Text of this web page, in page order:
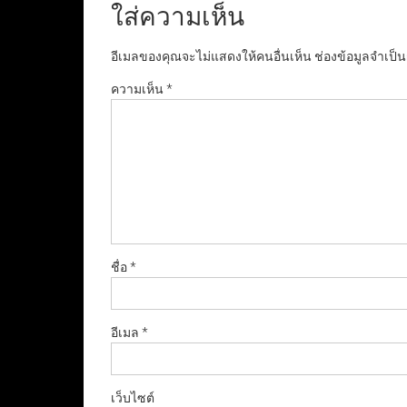
ใส่ความเห็น
อีเมลของคุณจะไม่แสดงให้คนอื่นเห็น ช่องข้อมูลจำเป็
ความเห็น*
ชื่อ*
อีเมล *
เว็บไซต์